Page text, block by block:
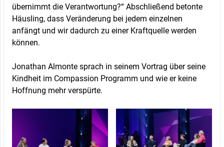
übernimmt die Verantwortung?“ Abschließend betonte
Häusling, dass Veränderung bei jedem einzelnen
anfängt und wir dadurch zu einer Kraftquelle werden
können.
Jonathan Almonte sprach in seinem Vortrag über seine
Kindheit im Compassion Programm und wie er keine
Hoffnung mehr verspürte.